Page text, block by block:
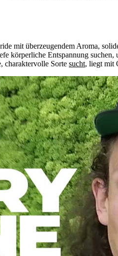
mit überzeugendem Aroma,
körperliche Entspannung
charaktervolle Sorte sucht, liegt mit